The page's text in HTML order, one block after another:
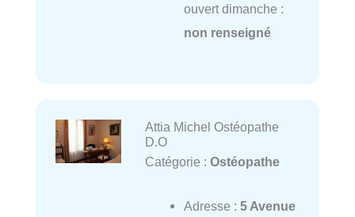
ouvert dimanche :
non renseigné
Attia Michel Ostéopathe
D.O
Catégorie : Ostéopathe
Adresse : 5 Avenue